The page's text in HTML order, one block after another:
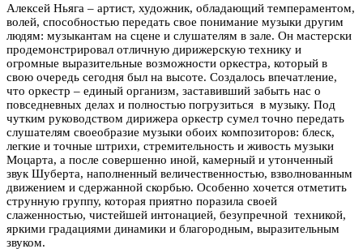
Алексей Ньяга – артист, художник, обладающий темпераментом,
волей, способностью передать свое понимание музыки другим
людям: музыкантам на сцене и слушателям в зале. Он мастерски
продемонстрировал отличную дирижерскую технику и
огромные выразительные возможности оркестра, который в
свою очередь сегодня был на высоте. Создалось впечатление,
что оркестр – единый организм, заставивший забыть нас о
повседневных делах и полностью погрузиться в музыку. Под
чутким руководством дирижера оркестр сумел точно передать
слушателям своеобразие музыки обоих композиторов: блеск,
легкие и точные штрихи, стремительность и живость музыки
Моцарта, а после совершенно иной, камерный и утонченный
звук Шуберта, наполненный величественностью, взволнованным
движением и сдержанной скорбью. Особенно хочется отметить
струнную группу, которая приятно поразила своей
слаженностью, чистейшей интонацией, безупречной техникой,
яркими градациями динамики и благородным, выразительным
звуком.